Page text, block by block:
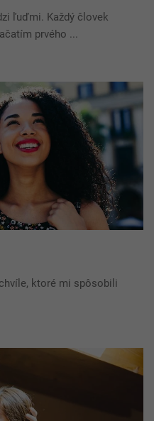
ľuďmi. Každý človek
prvého ...
ktoré mi spôsobili